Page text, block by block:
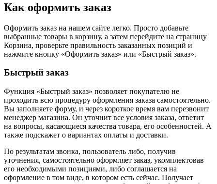
Как оформить заказ
Оформить заказ на нашем сайте легко. Просто добавьте
выбранные товары в корзину, а затем перейдите на страницу
Корзина, проверьте правильность заказанных позиций и
нажмите кнопку «Оформить заказ» или «Быстрый заказ».
Быстрый заказ
Функция «Быстрый заказ» позволяет покупателю не
проходить всю процедуру оформления заказа самостоятельно.
Вы заполняете форму, и через короткое время вам перезвонит
менеджер магазина. Он уточнит все условия заказа, ответит
на вопросы, касающиеся качества товара, его особенностей. А
также подскажет о вариантах оплаты и доставки.
По результатам звонка, пользователь либо, получив
уточнения, самостоятельно оформляет заказ, укомплектовав
его необходимыми позициями, либо соглашается на
оформление в том виде, в котором есть сейчас. Получает